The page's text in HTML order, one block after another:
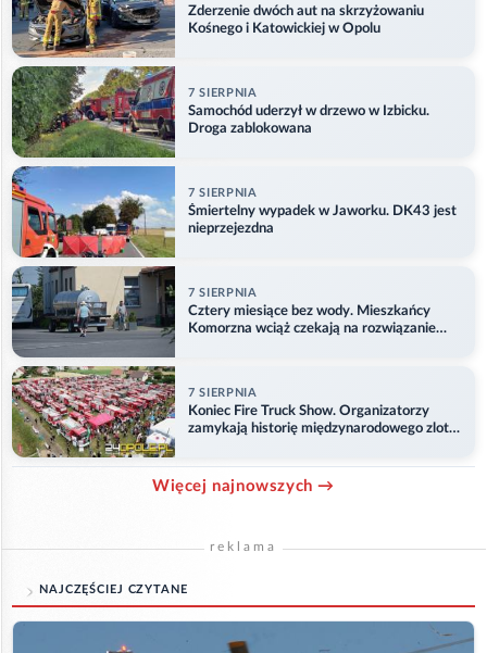
Zderzenie dwóch aut na skrzyżowaniu
Kośnego i Katowickiej w Opolu
7 SIERPNIA
Samochód uderzył w drzewo w Izbicku.
Droga zablokowana
7 SIERPNIA
Śmiertelny wypadek w Jaworku. DK43 jest
nieprzejezdna
7 SIERPNIA
Cztery miesiące bez wody. Mieszkańcy
Komorzna wciąż czekają na rozwiązanie
7 SIERPNIA
Koniec Fire Truck Show. Organizatorzy
zamykają historię międzynarodowego zlotu
Więcej najnowszych →
reklama
NAJCZĘŚCIEJ CZYTANE